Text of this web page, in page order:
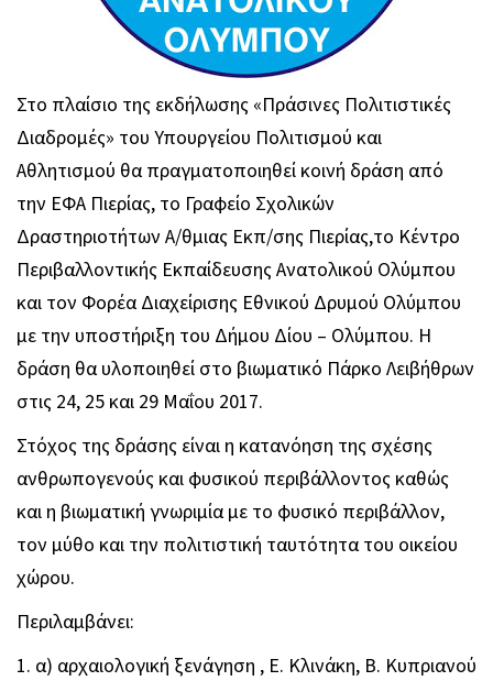
Στο πλαίσιο της εκδήλωσης «Πράσινες Πολιτιστικές
Διαδρομές» του Υπουργείου Πολιτισμού και
Αθλητισμού θα πραγματοποιηθεί κοινή δράση από
την ΕΦΑ Πιερίας, το Γραφείο Σχολικών
Δραστηριοτήτων Α/θμιας Εκπ/σης Πιερίας,το Κέντρο
Περιβαλλοντικής Εκπαίδευσης Ανατολικού Ολύμπου
και τον Φορέα Διαχείρισης Εθνικού Δρυμού Ολύμπου
με την υποστήριξη του Δήμου Δίου – Ολύμπου. Η
δράση θα υλοποιηθεί στο βιωματικό Πάρκο Λειβήθρων
στις 24, 25 και 29 Μαΐου 2017.
Στόχος της δράσης είναι η κατανόηση της σχέσης
ανθρωπογενούς και φυσικού περιβάλλοντος καθώς
και η βιωματική γνωριμία με το φυσικό περιβάλλον,
τον μύθο και την πολιτιστική ταυτότητα του οικείου
χώρου.
Περιλαμβάνει:
1. α) αρχαιολογική ξενάγηση , Ε. Κλινάκη, Β. Κυπριανού